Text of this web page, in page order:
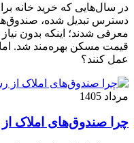
در سال‌هایی که خرید خانه
دسترس تبدیل شده،
معرفی شدند؛ اینکه بدون
قیمت مسکن بهره‌مند شد. اما
عمل کنند؟
مرداد 1405
چرا صندوق‌های املاک